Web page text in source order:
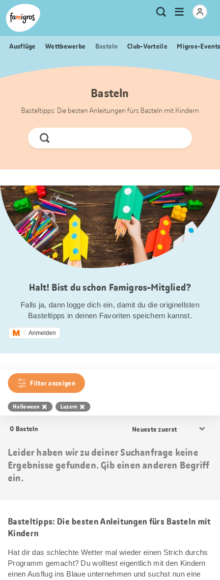
Sprungmarken
Navigation
Header
Logo
Meta
Navigation
Suche
Menu
öffnen
Ausflüge Wettbewerbe Basteln Club-Vorteile Migros-
Basteln
Basteltipps: Die besten Anleitungen fürs Basteln mit Kindern
Jetzt
Suchen
Halt! Bist du schon Famigros-Mitglied?
Falls ja, dann logge dich ein, damit du die originellsten
Basteltipps in deinen Favoriten speichern kannst.
Anmelden
Filter anzeigen
Halloween Luzern
0 Basteln
Sortierung
Leider haben wir zu deiner Suchanfrage keine
Ergebnisse gefunden. Gib einen anderen Begriff
ein.
Basteltipps: Die besten Anleitungen fürs Basteln mit
Kindern
Hat dir das schlechte Wetter mal wieder einen Strich durchs
Programm gemacht? Du wolltest eigentlich mit den Kindern
einen Ausflug ins Blaue unternehmen und suchst nun eine